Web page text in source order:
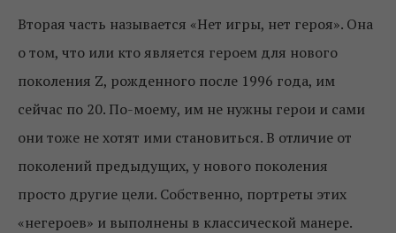
Вторая часть называется «Нет игры, нет героя». Она
о том, что или кто является героем для нового
поколения Z, рожденного после 1996 года, им
сейчас по 20. По-моему, им не нужны герои и сами
они тоже не хотят ими становиться. В отличие от
поколений предыдущих, у нового поколения
просто другие цели. Собственно, портреты этих
«негероев» и выполнены в классической манере.